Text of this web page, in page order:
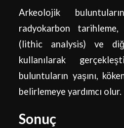
Arkeolojik
radyokarbon
(lithic analysis) ve
kullanılarak
buluntuların yaşını,
belirlemeye yardımcı olur.
Sonuç